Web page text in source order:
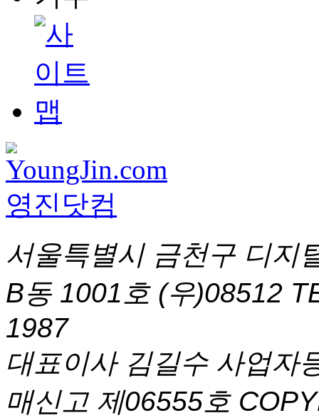
서울특별시 금천구 디지
B동 1001호 (우)08512
1987
대표이사 김길수 사업자
매신고 제06555호